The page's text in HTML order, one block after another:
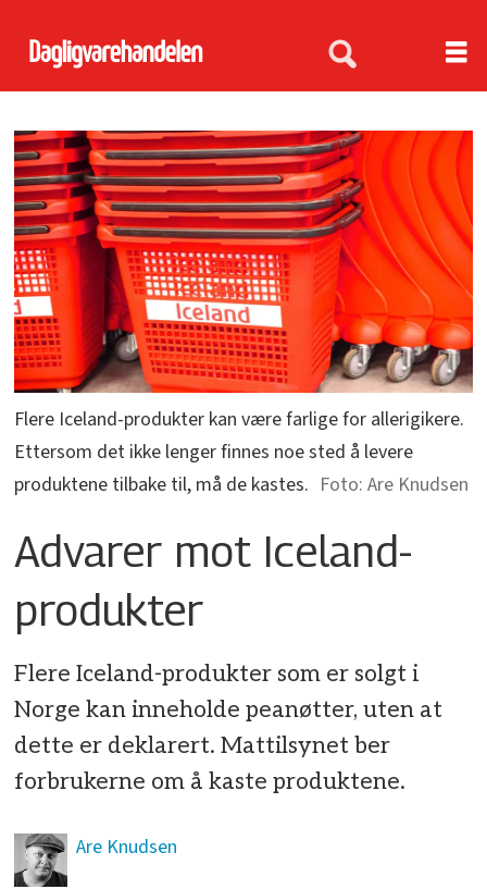
Flere Iceland-produkter kan være farlige for allerigikere.
Ettersom det ikke lenger finnes noe sted å levere
produktene tilbake til, må de kastes.
Are Knudsen
Advarer mot Iceland-
produkter
Flere Iceland-produkter som er solgt i
Norge kan inneholde peanøtter, uten at
dette er deklarert. Mattilsynet ber
forbrukerne om å kaste produktene.
Are Knudsen